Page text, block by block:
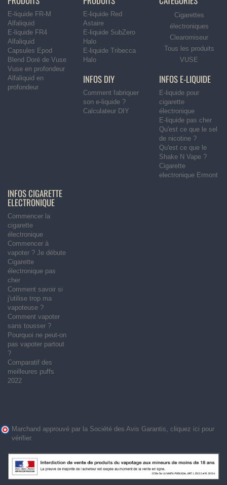
E-liquide FR-M
Alfaliquid
E-liquide FR4
Alfaliquid
Capsules Epod
Blend Doré de Vuse
Vuse en profondeur
Alfaliquid en
profondeur
E-liquide Red
Astaire
E-liquide SubZero
Halo
E-liquide Tribecca
Halo
Cigarettes
électroniques
Clearomiseur
Tous les produits
VUSE
INFOS DIY
Comment fabriquer
son e-liquide ?
Calculateur DIY
INFOS E-LIQUIDE
E-liquide pour
cigarette
électronique
E-liquide pas cher
Qu'est ce que le sel
de nicotine ?
Qu'est ce que le
Shake N Vape ?
Cigarette
electronique Ermont
INFOS CIGARETTE
ELECTRONIQUE
Commencer la
cigarette
électronique
Commencer à
vapoter ? Je débute
Cigarette
électronique pas
cher
Comment savoir si
j'utilise trop ma
vapoteuse ?
Comment vapoter
sans tousser ?
Pourquoi ne peut-on
pas vapoter partout
?
Comparatif des
meilleures puffs
2022
Marchand approuvé par la Société des Avis Garantis, cliquez ici pour
vérifier.